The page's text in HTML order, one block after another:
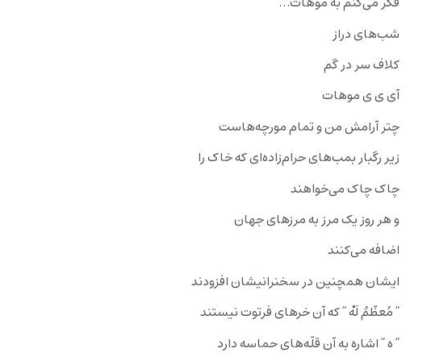
شب‌هاى دراز
کلاف سر در گم
آى ى ى موهات
چتر آرامش من و تمام مورچه‌هاست
زیر رگبار بمب‌هاى حرام‌زاده‌اى که خاک را
چاک چاک مى‌خواهند
و هر روز یک مرز به مرزهاى جهان
اضافه مى‌کنند
ایشان همچنین در سخنرانیشان افزودند
” مُعظّمٌ لَهْ ” که آن خرهاى فرتوت نیستند
” ه ” اشاره به آن قلّه‌هاى حماسه دارد